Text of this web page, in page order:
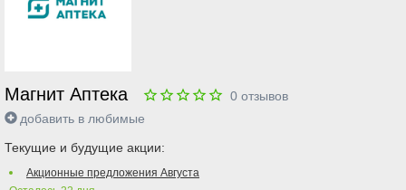
Магнит Аптека 0 отзывов
добавить в любимые
Текущие и будущие акции:
Акционные предложения Августа